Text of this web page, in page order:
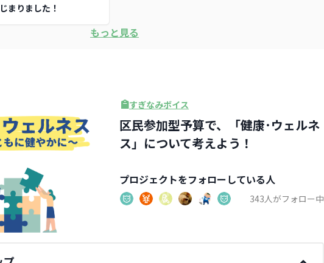
まりました！
もっと見る
すぎなみボイス
区民参加型予算で、「健康･ウェルネ
ス」について考えよう！
プロジェクトをフォローしている人
343人がフォロー中